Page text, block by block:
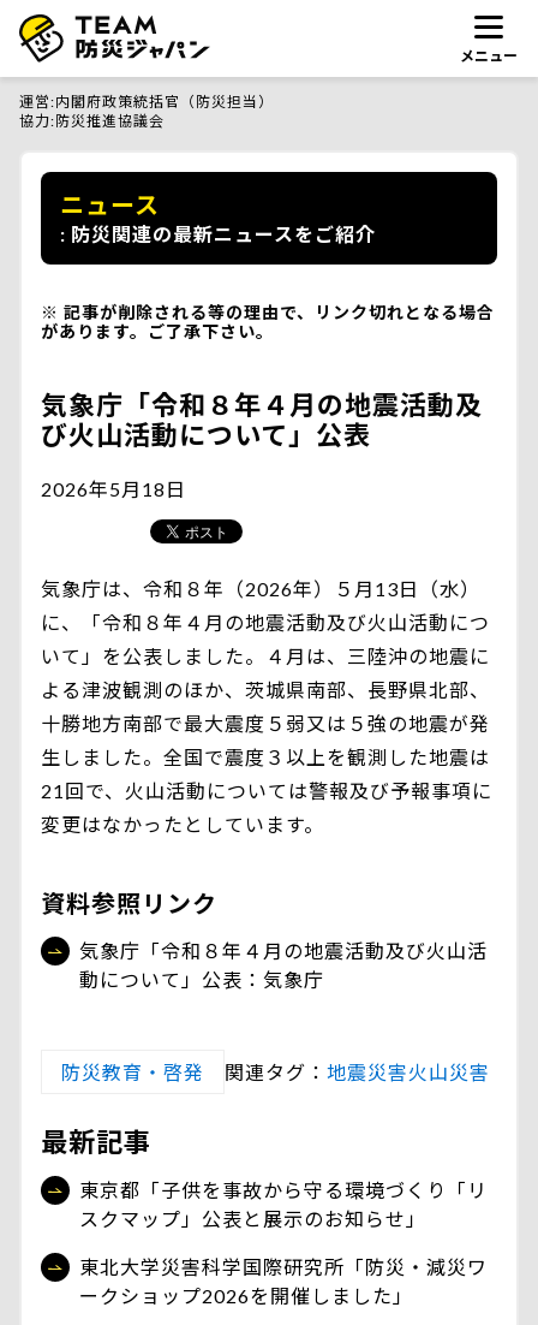
メニュー
運営 内閣府政策統括官（防災担当）
協力 防災推進協議会
ニュース
防災関連の最新ニュースをご紹介
記事が削除される等の理由で、リンク切れとなる場合
があります。ご了承下さい。
気象庁「令和８年４月の地震活動及
び火山活動について」公表
2026年5月18日
気象庁は、令和８年（2026年）５月13日（水）
に、「令和８年４月の地震活動及び火山活動につ
いて」を公表しました。４月は、三陸沖の地震に
よる津波観測のほか、茨城県南部、長野県北部、
十勝地方南部で最大震度５弱又は５強の地震が発
生しました。全国で震度３以上を観測した地震は
21回で、火山活動については警報及び予報事項に
変更はなかったとしています。
資料参照リンク
気象庁「令和８年４月の地震活動及び火山活
動について」公表：気象庁
防災教育・啓発 関連タグ： 地震災害火山災害
最新記事
東京都「子供を事故から守る環境づくり「リ
スクマップ」公表と展示のお知らせ」
東北大学災害科学国際研究所「防災・減災ワ
ークショップ2026を開催しました」